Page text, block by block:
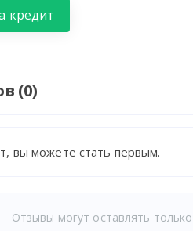
кредит
(0)
вы можете стать первым.
Отзывы могут оставлять